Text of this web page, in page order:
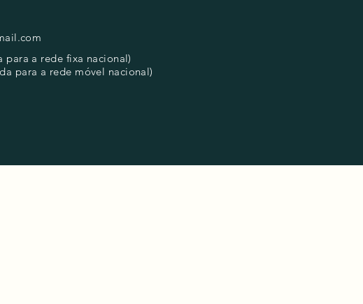
para a rede fixa nacional)
para a rede móvel nacional)